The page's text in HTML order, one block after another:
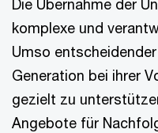
Die Übernahme der
komplexe und
Umso
Generation bei ihrer
gezielt zu
Angebote für